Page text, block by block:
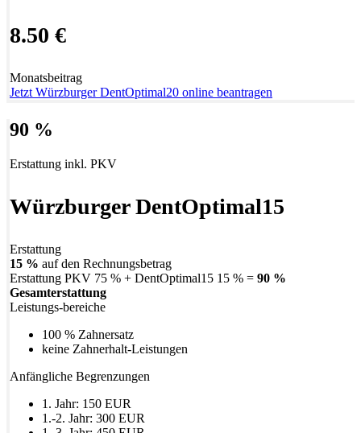
8.50 €
Monatsbeitrag
Jetzt Würzburger DentOptimal20 online beantragen
90 %
Erstattung inkl. PKV
Würzburger DentOptimal15
Erstattung
15 % auf den Rechnungsbetrag
Erstattung PKV 75 % + DentOptimal15 15 % = 90 %
Gesamterstattung
Leistungs-bereiche
100 % Zahnersatz
keine Zahnerhalt-Leistungen
Anfängliche Begrenzungen
1. Jahr: 150 EUR
1.-2. Jahr: 300 EUR